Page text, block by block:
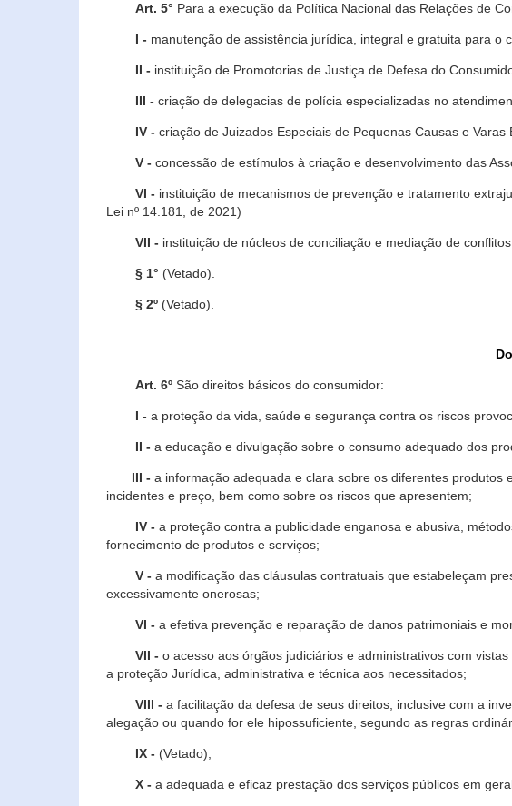
Art. 5° Para a execução da Política Nacional das Relações de
I - manutenção de assistência jurídica, integral e gratuita para o
II - instituição de Promotorias de Justiça de Defesa do
III - criação de delegacias de polícia especializadas no
IV - criação de Juizados Especiais de Pequenas Causas e
V - concessão de estímulos à criação e desenvolvimento das
VI - instituição de mecanismos de prevenção e tratamento
Lei nº 14.181, de 2021)
VII - instituição de núcleos de conciliação e mediação de
§ 1° (Vetado).
§ 2º (Vetado).
Art. 6º São direitos básicos do consumidor:
I - a proteção da vida, saúde e segurança contra os riscos
II - a educação e divulgação sobre o consumo adequado dos
III - a informação adequada e clara sobre os diferentes
incidentes e preço, bem como sobre os riscos que apresentem;
IV - a proteção contra a publicidade enganosa e abusiva,
fornecimento de produtos e serviços;
V - a modificação das cláusulas contratuais que estabeleçam
excessivamente onerosas;
VI - a efetiva prevenção e reparação de danos patrimoniais e
VII - o acesso aos órgãos judiciários e administrativos com
a proteção Jurídica, administrativa e técnica aos necessitados;
VIII - a facilitação da defesa de seus direitos, inclusive com a
alegação ou quando for ele hipossuficiente, segundo as regras
IX - (Vetado);
X - a adequada e eficaz prestação dos serviços públicos em